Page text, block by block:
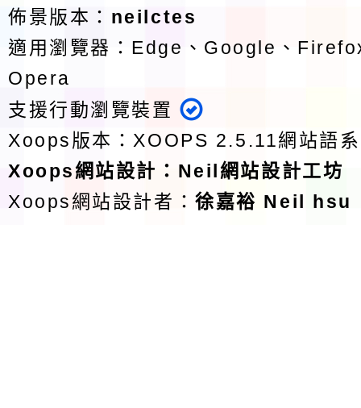
佈景版本： neilctes
適用瀏覽器：Edge、Google、
Opera
支援行動瀏覽裝置
Xoops版本： XOOPS 2.5.11網站語
Xoops網站設計 ： Neil網站設計工坊
Xoops網站設計者：徐嘉裕 Neil hsu